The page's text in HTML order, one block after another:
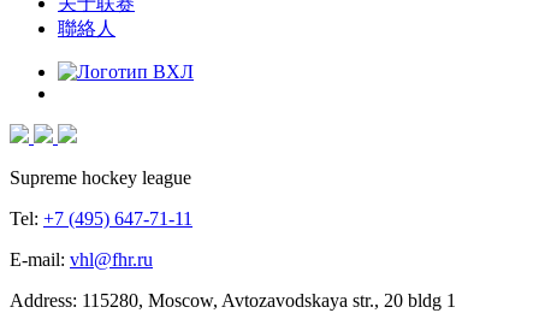
聯絡人
Supreme hockey league
Tel: +7 (495) 647-71-11
E-mail: vhl@fhr.ru
Address: 115280, Moscow, Avtozavodskaya str., 20 bldg 1